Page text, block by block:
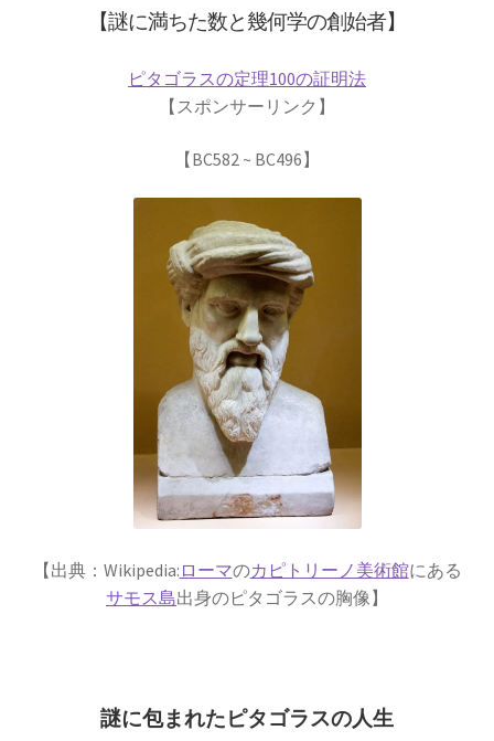
【映画作品「博士の異常な愛情」のモデル‗ノ
【 医学の視点から光の波動説を発展｜三原色の提唱】
歴史的な集合写真
1927年10月開催
【第五回ソルベー会議】
Ａ＝マリ・アンペール
【電流の仕組みを分かり易く実験で説明】
17世紀生まれの
【謎に満ちた数と幾何学の創始者】
ピタゴラスの定理100の証明法
【スポンサーリンク】
【BC582 ~ BC496】
【出典：Wikipedia: ローマのカピトリーノ美術館にある
サモス島出身のピタゴラスの胸像】
謎に包まれたピタゴラスの人生